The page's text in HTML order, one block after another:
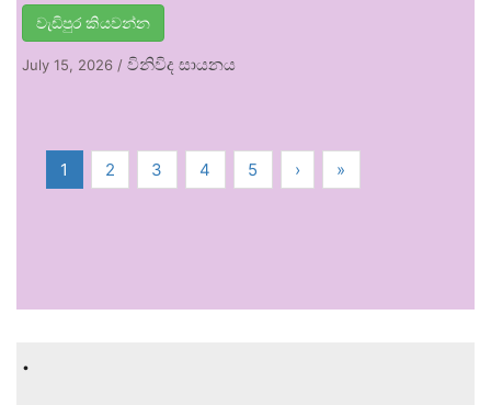
වැඩිපුර කියවන්න
July 15, 2026 / විනිවිද සායනය
1 2 3 4 5 › »
.